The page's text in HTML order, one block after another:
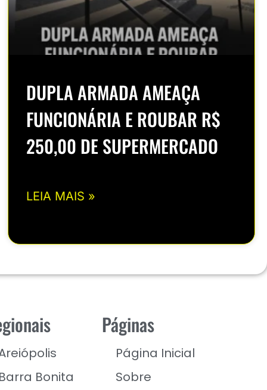
DUPLA ARMADA AMEAÇA
FUNCIONÁRIA E ROUBAR R$
250,00 DE SUPERMERCADO
LEIA MAIS »
Bonita
Páginas
Página Inicial
Sobre